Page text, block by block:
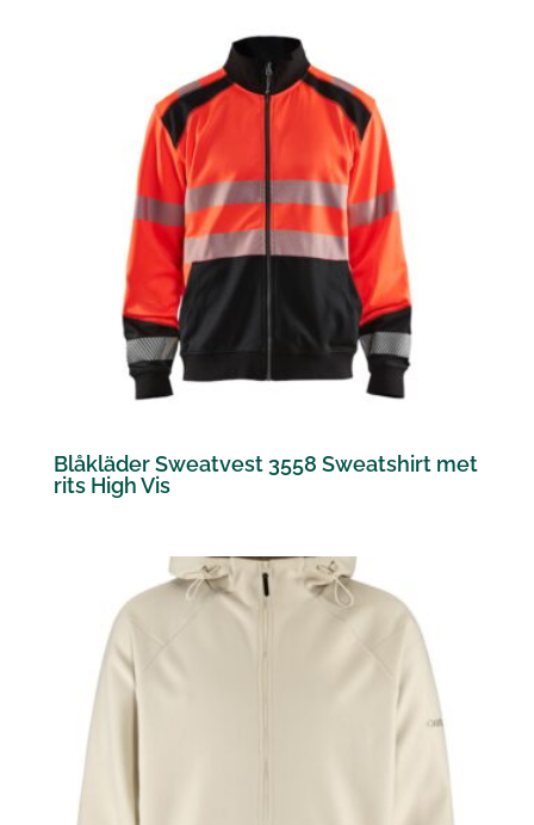
Blåkläder Sweatvest 3558 Sweatshirt met
rits High Vis